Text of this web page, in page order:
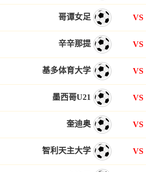
哥谭女足 VS
辛辛那提 VS
基多体育大学 VS
墨西哥U21 VS
奎迪奥 VS
智利天主大学 VS